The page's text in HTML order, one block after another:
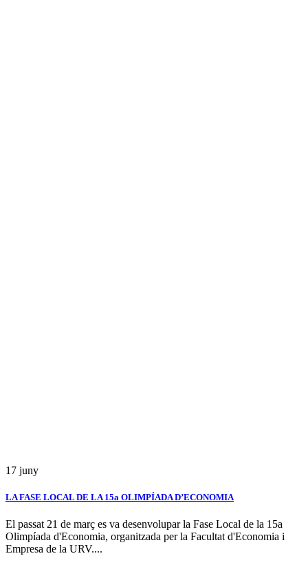
17 juny
LA FASE LOCAL DE LA 15a OLIMPÍADA D’ECONOMIA
El passat 21 de març es va desenvolupar la Fase Local de la 15a
Olimpíada d'Economia, organitzada per la Facultat d'Economia i
Empresa de la URV....